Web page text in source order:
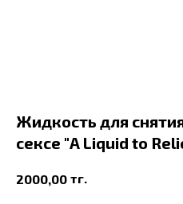
Жидкость для
сексе "A Liquid to
2000,00 тг.